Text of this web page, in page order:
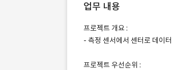
업무 내용
프로젝트 개요 :
- 측정 센서에서 센터로 데이
프로젝트 우선순위 :